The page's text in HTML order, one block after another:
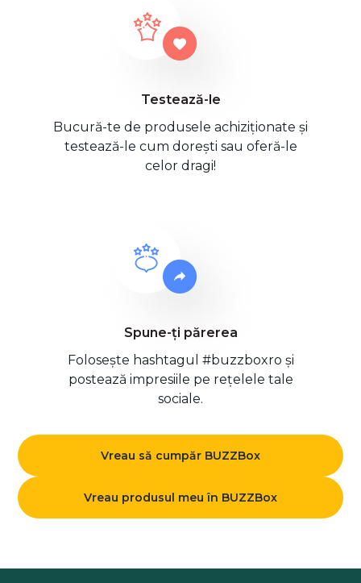
Testează-le
Bucură-te de produsele achiziționate și
testează-le cum dorești sau oferă-le
celor dragi!
Spune-ți părerea
Folosește hashtagul #buzzboxro și
postează impresiile pe rețelele tale
sociale.
Vreau să cumpăr BUZZBox
Vreau produsul meu în BUZZBox